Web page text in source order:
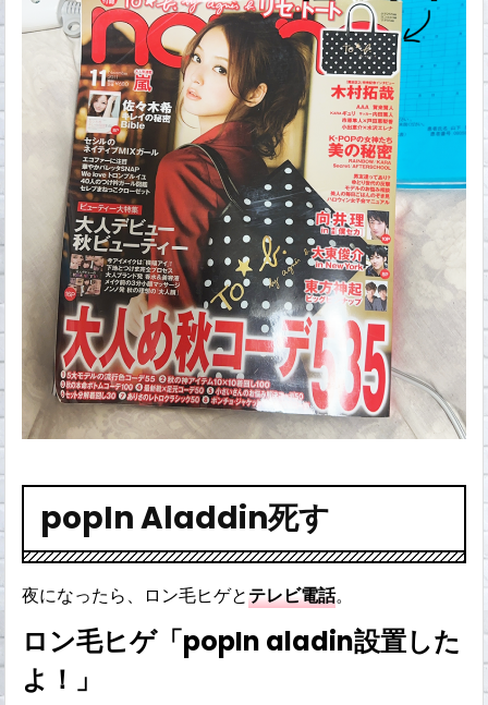
popIn Aladdin死す
夜になったら、ロン毛ヒゲとテレビ電話。
ロン毛ヒゲ「popIn aladin設置した
よ！」